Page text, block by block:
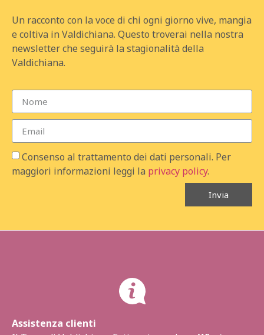
Un racconto con la voce di chi ogni giorno vive, mangia
e coltiva in Valdichiana. Questo troverai nella nostra
newsletter che seguirà la stagionalità della
Valdichiana.
Consenso al trattamento dei dati personali. Per
maggiori informazioni leggi la privacy policy.
Invia
Assistenza clienti